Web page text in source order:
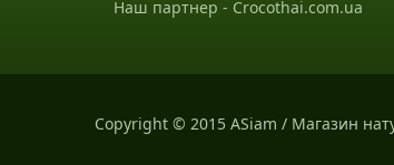
Наш партнер - Crocothai.com.ua
Copyright © 2015 ASiam / Магазин